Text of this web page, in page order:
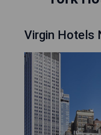
Virgin Hotels